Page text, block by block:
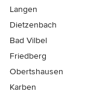
Langen
Dietzenbach
Bad Vilbel
Friedberg
Obertshausen
Karben